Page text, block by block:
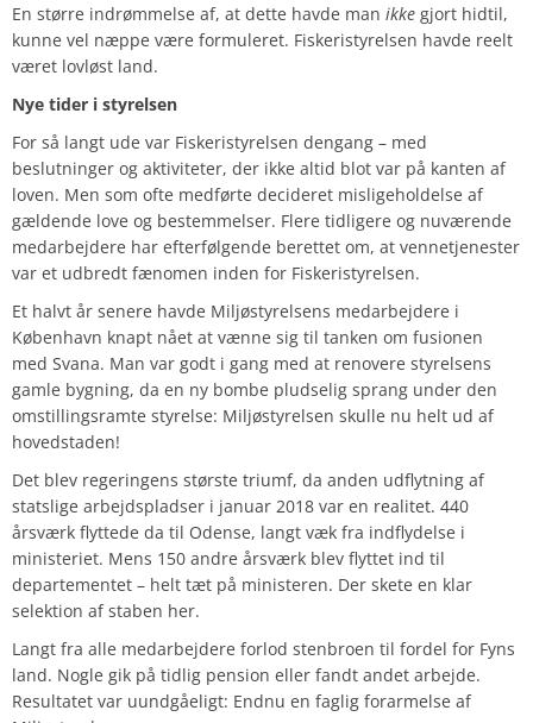
En større indrømmelse af, at dette havde man ikke gjort hidtil,
kunne vel næppe være formuleret. Fiskeristyrelsen havde reelt
været lovløst land.
Nye tider i styrelsen
For så langt ude var Fiskeristyrelsen dengang – med
beslutninger og aktiviteter, der ikke altid blot var på kanten af
loven. Men som ofte medførte decideret misligeholdelse af
gældende love og bestemmelser. Flere tidligere og nuværende
medarbejdere har efterfølgende berettet om, at vennetjenester
var et udbredt fænomen inden for Fiskeristyrelsen.
Et halvt år senere havde Miljøstyrelsens medarbejdere i
København knapt nået at vænne sig til tanken om fusionen
med Svana. Man var godt i gang med at renovere styrelsens
gamle bygning, da en ny bombe pludselig sprang under den
omstillingsramte styrelse: Miljøstyrelsen skulle nu helt ud af
hovedstaden!
Det blev regeringens største triumf, da anden udflytning af
statslige arbejdspladser i januar 2018 var en realitet. 440
årsværk flyttede da til Odense, langt væk fra indflydelse i
ministeriet. Mens 150 andre årsværk blev flyttet ind til
departementet – helt tæt på ministeren. Der skete en klar
selektion af staben her.
Langt fra alle medarbejdere forlod stenbroen til fordel for Fyns
land. Nogle gik på tidlig pension eller fandt andet arbejde.
Resultatet var uundgåeligt: Endnu en faglig forarmelse af